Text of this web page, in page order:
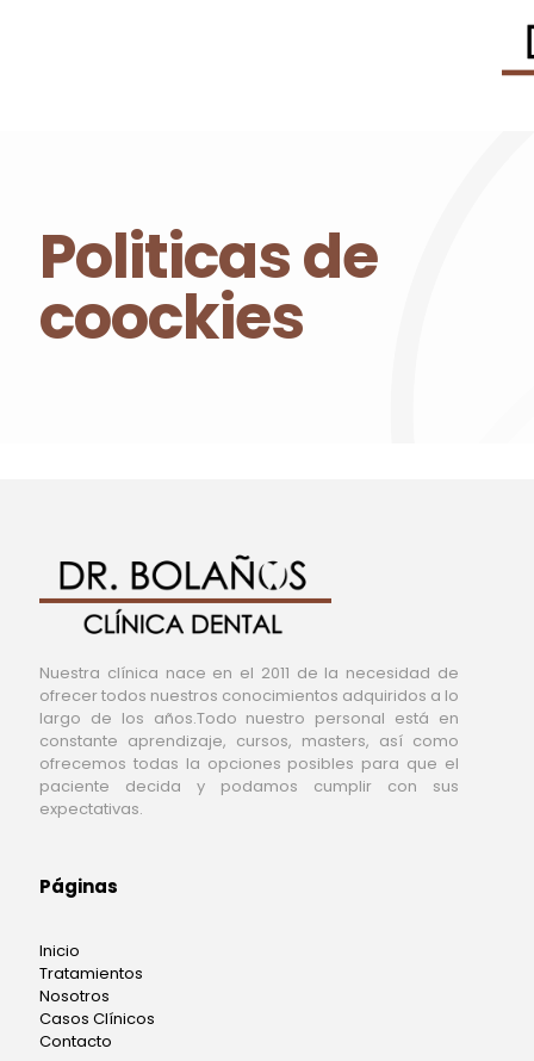
Politicas de
coockies
Nuestra clínica nace en el 2011 de la necesidad de
ofrecer todos nuestros conocimientos adquiridos a lo
largo de los años.Todo nuestro personal está en
constante aprendizaje, cursos, masters, así como
ofrecemos todas la opciones posibles para que el
paciente decida y podamos cumplir con sus
expectativas.
Páginas
Inicio
Tratamientos
Nosotros
Casos Clínicos
Contacto